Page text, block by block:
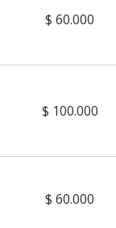
$ 60.000
$ 100.000
$ 60.000